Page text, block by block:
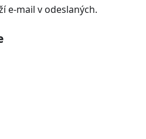
e-mail v odeslaných.